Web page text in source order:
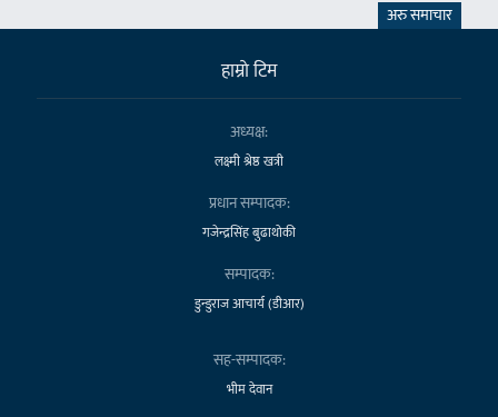
अरु समाचार
हाम्राे टिम
अध्यक्ष:
लक्ष्मी श्रेष्ठ खत्री
प्रधान सम्पादक:
गजेन्द्रसिंह बुढाथोकी
सम्पादक:
डुन्डुराज आचार्य (डीआर)
सह-सम्पादक:
भीम देवान